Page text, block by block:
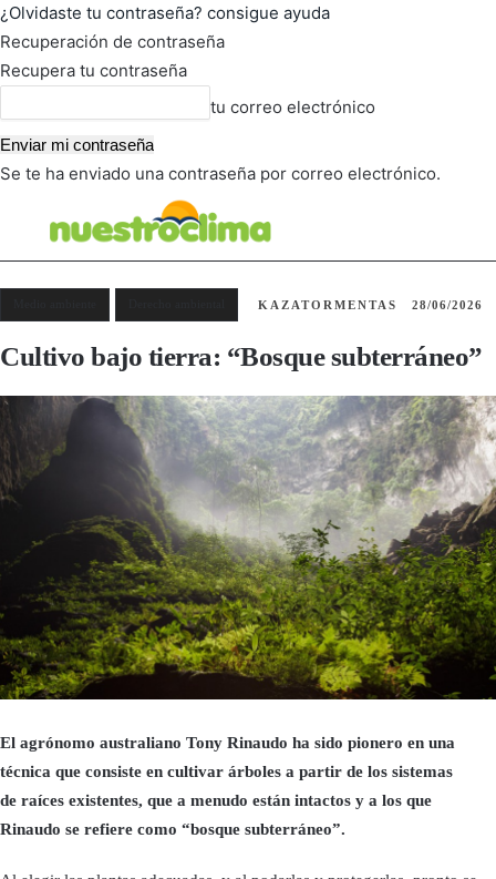
¿Olvidaste tu contraseña? consigue ayuda
Recuperación de contraseña
Recupera tu contraseña
tu correo electrónico
Se te ha enviado una contraseña por correo electrónico.
KAZATORMENTAS 28/06/2026
Cultivo bajo tierra: “Bosque subterráneo”
El agrónomo australiano Tony Rinaudo ha sido pionero en una
técnica que consiste en cultivar árboles a partir de los sistemas
de raíces existentes, que a menudo están intactos y a los que
Rinaudo se refiere como “bosque subterráneo”.